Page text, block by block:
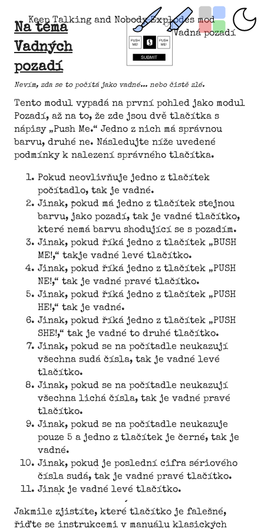
Keep Talking and Nobody Explodes mod
Vadná pozadí
Na téma
Vadných
pozadí
Nevím, zda se to počítá jako vadné... nebo čistě zlé.
Tento modul vypadá na první pohled jako modul
Pozadí, až na to, že zde jsou dvě tlačítka s
nápisy „Push Me.“ Jedno z nich má správnou
barvu, druhé ne. Následujte níže uvedené
podmínky k nalezení správného tlačítka.
Pokud neovlivňuje jedno z tlačítek
počítadlo, tak je vadné.
Jinak, pokud má jedno z tlačítek stejnou
barvu, jako pozadí, tak je vadné tlačítko,
které nemá barvu shodující se s pozadím.
Jinak, pokud říká jedno z tlačítek „BUSH
ME!,“ takje vadné levé tlačítko.
Jinak, pokud říká jedno z tlačítek „PUSH
NE!,“ tak je vadné pravé tlačítko.
Jinak, pokud říká jedno z tlačítek „PUSH
HE!,“ tak je vadné.
Jinak, pokud říká jedno z tlačítek „PUSH
SHE!,“ tak je vadné to druhé tlačítko.
Jinak, pokud se na počítadle neukazují
všechna sudá čísla, tak je vadné levé
tlačítko.
Jinak, pokud se na počítadle neukazují
všechna lichá čísla, tak je vadné pravé
tlačítko.
Jinak, pokud se na počítadle neukazuje
pouze 5 a jedno z tlačítek je černé, tak je
vadné.
Jinak, pokud je poslední cifra sériového
čísla sudá, tak je vadné pravé tlačítko.
Jinak je vadné levé tlačítko.
Jakmile zjistíte, které tlačítko je falešné,
řiďte se instrukcemi v manuálu klasických